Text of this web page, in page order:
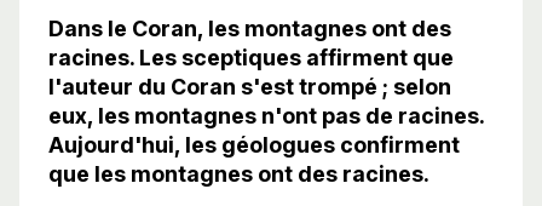
Dans le Coran, les montagnes ont des
racines. Les sceptiques affirment que
l'auteur du Coran s'est trompé ; selon
eux, les montagnes n'ont pas de racines.
Aujourd'hui, les géologues confirment
que les montagnes ont des racines.